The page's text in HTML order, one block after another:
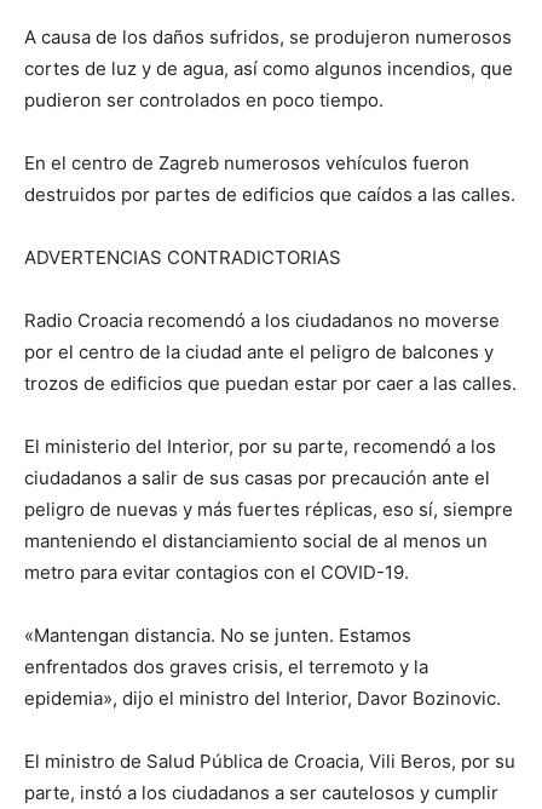
A causa de los daños sufridos, se produjeron numerosos
cortes de luz y de agua, así como algunos incendios, que
pudieron ser controlados en poco tiempo.
En el centro de Zagreb numerosos vehículos fueron
destruidos por partes de edificios que caídos a las calles.
ADVERTENCIAS CONTRADICTORIAS
Radio Croacia recomendó a los ciudadanos no moverse
por el centro de la ciudad ante el peligro de balcones y
trozos de edificios que puedan estar por caer a las calles.
El ministerio del Interior, por su parte, recomendó a los
ciudadanos a salir de sus casas por precaución ante el
peligro de nuevas y más fuertes réplicas, eso sí, siempre
manteniendo el distanciamiento social de al menos un
metro para evitar contagios con el COVID-19.
«Mantengan distancia. No se junten. Estamos
enfrentados dos graves crisis, el terremoto y la
epidemia», dijo el ministro del Interior, Davor Bozinovic.
El ministro de Salud Pública de Croacia, Vili Beros, por su
parte, instó a los ciudadanos a ser cautelosos y cumplir